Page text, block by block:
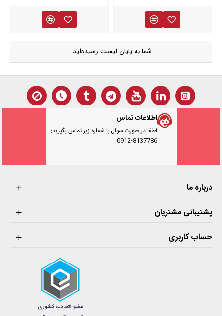
شما به پایان لیست رسیده‌اید.
اطلاعات تماس
لطفا در صورت سوال با شماره زیر تماس بگیرید:
0912-8137786
درباره ما
پشتیبانی مشتریان
حساب کاربری